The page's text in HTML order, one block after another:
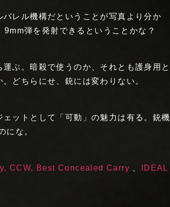
レル機構だということが写真より分か
弾を発射できるということかな？
ぶ。暗殺で使うのか、それとも護身用と
どちらにせ、銃には変わりない。
ットとして「可動」の魅力は有る。銃機
にな。
CCW, Best Concealed Carry
IDEAL